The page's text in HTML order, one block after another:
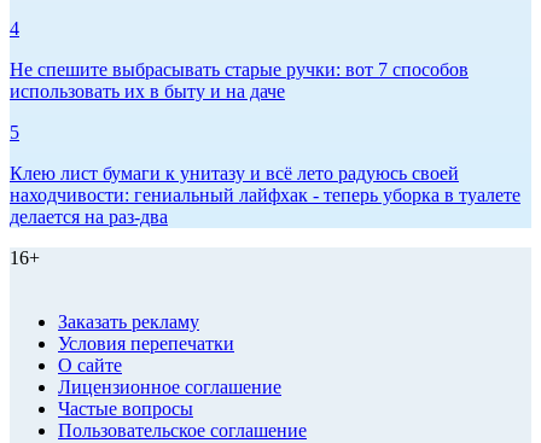
4
Не спешите выбрасывать старые ручки: вот 7 способов
использовать их в быту и на даче
5
Клею лист бумаги к унитазу и всё лето радуюсь своей
находчивости: гениальный лайфхак - теперь уборка в туалете
делается на раз-два
16+
Заказать рекламу
Условия перепечатки
О сайте
Лицензионное соглашение
Частые вопросы
Пользовательское соглашение